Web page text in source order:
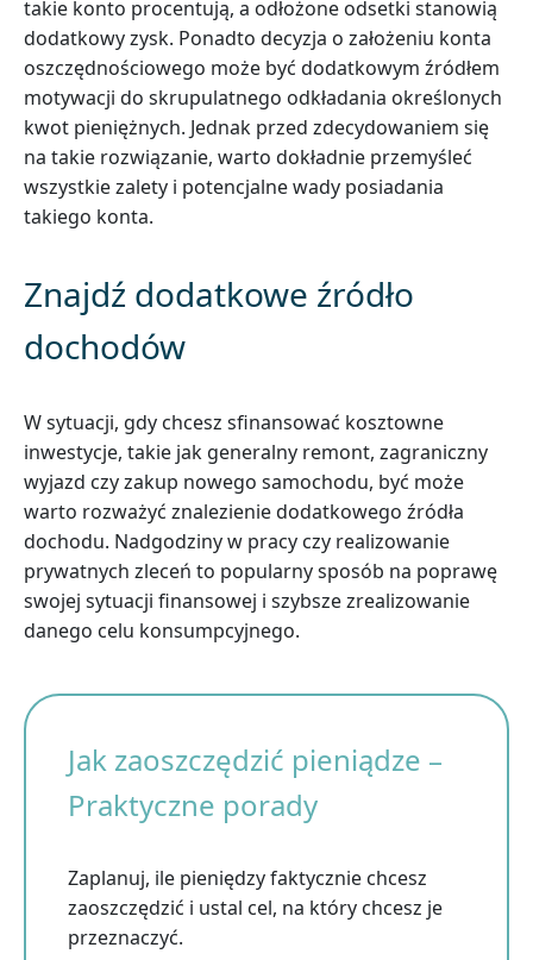
takie konto procentują, a odłożone odsetki stanowią
dodatkowy zysk. Ponadto decyzja o założeniu konta
oszczędnościowego może być dodatkowym źródłem
motywacji do skrupulatnego odkładania określonych
kwot pieniężnych. Jednak przed zdecydowaniem się
na takie rozwiązanie, warto dokładnie przemyśleć
wszystkie zalety i potencjalne wady posiadania
takiego konta.
Znajdź dodatkowe źródło
dochodów
W sytuacji, gdy chcesz sfinansować kosztowne
inwestycje, takie jak generalny remont, zagraniczny
wyjazd czy zakup nowego samochodu, być może
warto rozważyć znalezienie dodatkowego źródła
dochodu. Nadgodziny w pracy czy realizowanie
prywatnych zleceń to popularny sposób na poprawę
swojej sytuacji finansowej i szybsze zrealizowanie
danego celu konsumpcyjnego.
Jak zaoszczędzić pieniądze –
Praktyczne porady
Zaplanuj, ile pieniędzy faktycznie chcesz
zaoszczędzić i ustal cel, na który chcesz je
przeznaczyć.